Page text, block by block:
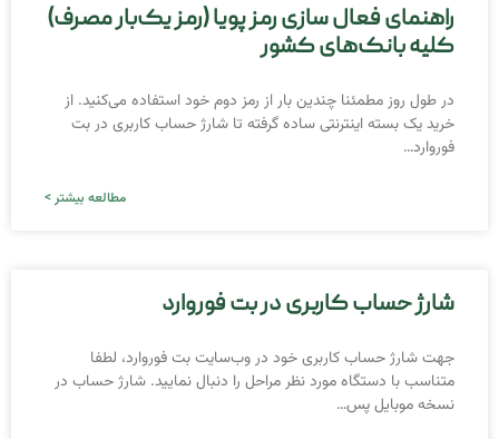
راهنمای فعال‌ سازی رمز پویا (رمز یک‌بار مصرف)
کلیه بانک‌های کشور
در طول روز مطمئنا چندین بار از رمز دوم خود استفاده می‌کنید. از
خرید یک بسته اینترنتی ساده گرفته تا شارژ حساب کاربری در بت
فوروارد…
مطالعه بیشتر >
شارژ حساب کاربری در بت فوروارد
جهت شارژ حساب کاربری خود در وب‌سایت بت فوروارد، لطفا
متناسب با دستگاه مورد نظر مراحل را دنبال نمایید. شارژ حساب در
نسخه موبایل پس…